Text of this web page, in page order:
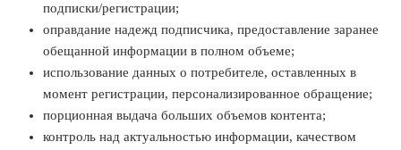
подписки/регистрации;
оправдание надежд подписчика, предоставление заранее
обещанной информации в полном объеме;
использование данных о потребителе, оставленных в
момент регистрации, персонализированное обращение;
порционная выдача больших объемов контента;
контроль над актуальностью информации, качеством